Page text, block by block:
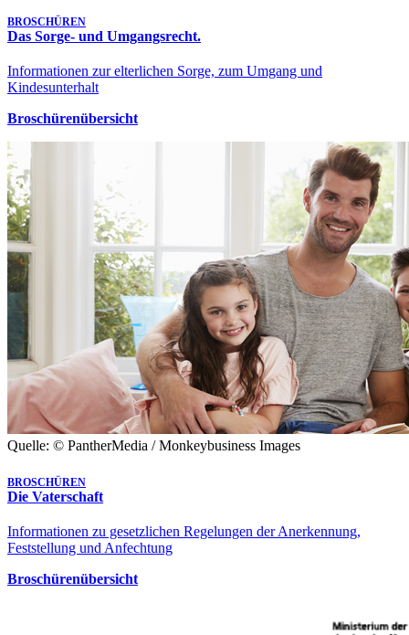
BROSCHÜREN
Das Sorge- und Umgangsrecht.
Informationen zur elterlichen Sorge, zum Umgang und
Kindesunterhalt
Broschürenübersicht
Quelle: © PantherMedia / Monkeybusiness Images
BROSCHÜREN
Die Vaterschaft
Informationen zu gesetzlichen Regelungen der Anerkennung,
Feststellung und Anfechtung
Broschürenübersicht